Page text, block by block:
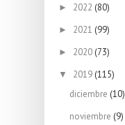
► 2022 (80)
► 2021 (99)
► 2020 (73)
▼ 2019 (115)
diciembre (10)
noviembre (9)